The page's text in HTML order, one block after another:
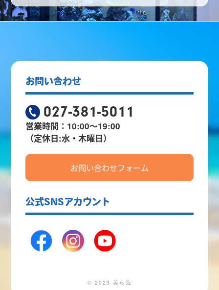
お問い合わせ
027-381-5011
営業時間：10:00～19:00
（定休日:水・木曜日）
お問い合わせフォーム
公式SNSアカウント
© 2023 美ら海